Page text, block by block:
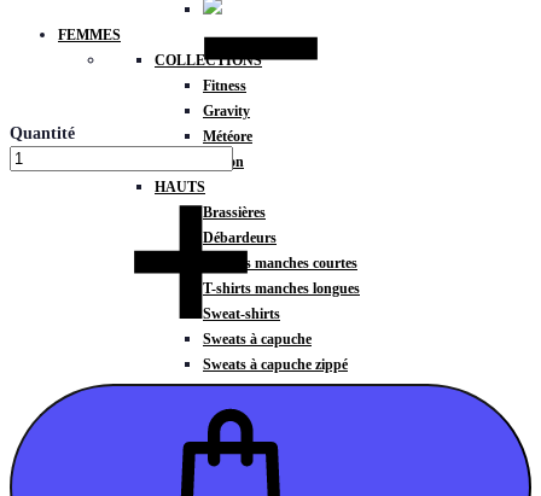
FEMMES
COLLECTIONS
Fitness
Gravity
Météore
Action
HAUTS
Brassières
Débardeurs
T-shirts manches courtes
T-shirts manches longues
Sweat-shirts
Sweats à capuche
Sweats à capuche zippé
Vestes
Jupes
Shorts
Quantité